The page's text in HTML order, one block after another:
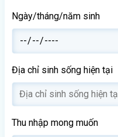
Ngày/tháng/năm sinh
Địa chỉ sinh sống hiện tại
Thu nhập mong muốn